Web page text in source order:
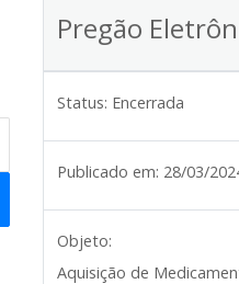
Pregão
Status: Encerrada
Publicado em: 28/03/
Objeto:
Aquisição de